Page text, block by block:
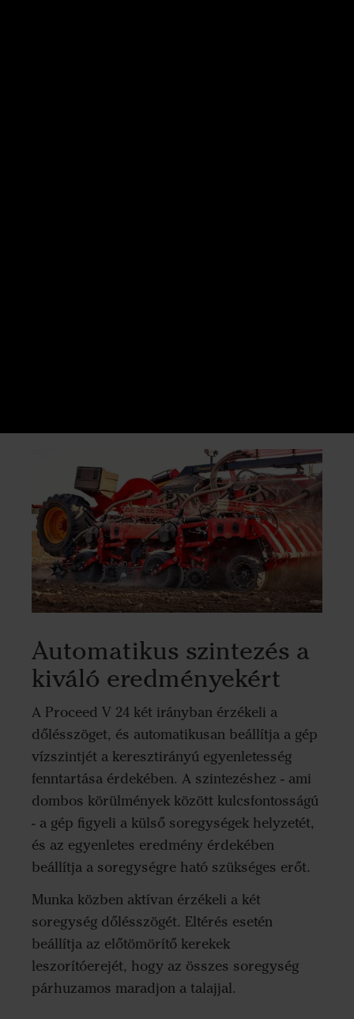
Automatikus szintezés a
kiváló eredményekért
A Proceed V 24 két irányban érzékeli a
dőlésszöget, és automatikusan beállítja a gép
vízszintjét a keresztirányú egyenletesség
fenntartása érdekében. A szintezéshez - ami
dombos körülmények között kulcsfontosságú
- a gép figyeli a külső soregységek helyzetét,
és az egyenletes eredmény érdekében
beállítja a soregységre ható szükséges erőt.
Munka közben aktívan érzékeli a két
soregység dőlésszögét. Eltérés esetén
beállítja az előtömörítő kerekek
leszorítóerejét, hogy az összes soregység
párhuzamos maradjon a talajjal.